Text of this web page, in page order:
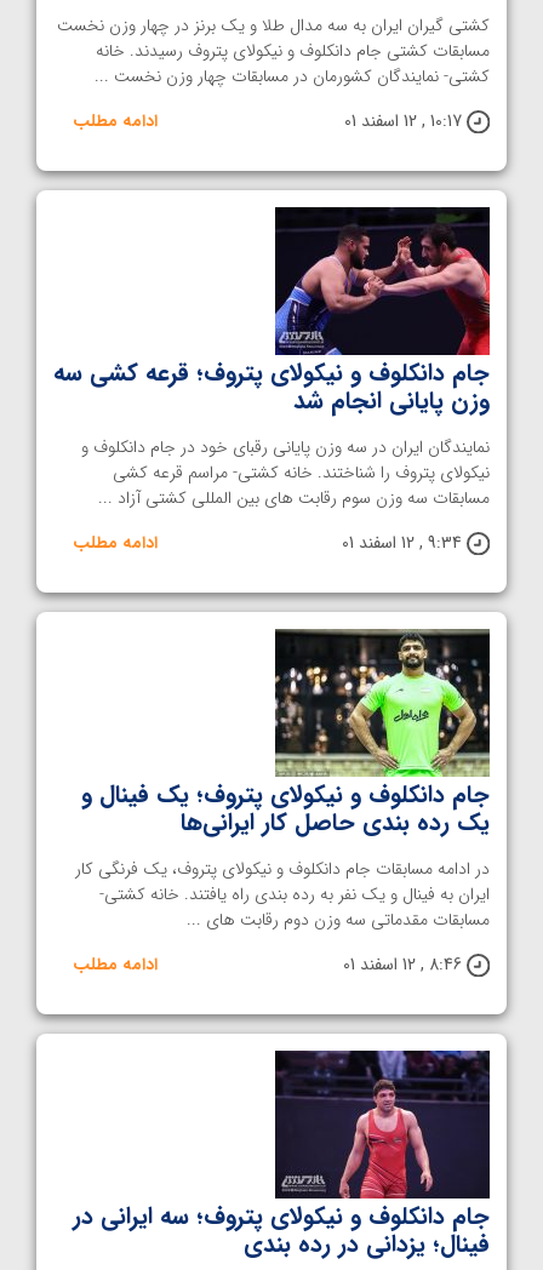
کشتی گیران ایران به سه مدال طلا و یک برنز در چهار وزن نخست
مسابقات کشتی جام دانکلوف و نیکولای پتروف رسیدند. خانه
کشتی- نمایندگان کشورمان در مسابقات چهار وزن نخست ...
10:17 , 12 اسفند 01
ادامه مطلب
جام دانکلوف و نیکولای پتروف؛ قرعه کشی سه
وزن پایانی انجام شد
نمایندگان ایران در سه وزن پایانی رقبای خود در جام دانکلوف و
نیکولای پتروف را شناختند. خانه کشتی- مراسم قرعه کشی
مسابقات سه وزن سوم رقابت های بین المللی کشتی آزاد ...
9:34 , 12 اسفند 01
ادامه مطلب
جام دانکلوف و نیکولای پتروف؛ یک فینال و
یک رده بندی حاصل کار ایرانی‌ها
در ادامه مسابقات جام دانکلوف و نیکولای پتروف، یک فرنگی کار
ایران به فینال و یک نفر به رده بندی راه یافتند. خانه کشتی-
مسابقات مقدماتی سه وزن دوم رقابت های ...
8:46 , 12 اسفند 01
ادامه مطلب
جام دانکلوف و نیکولای پتروف؛ سه ایرانی در
فینال؛ یزدانی در رده بندی